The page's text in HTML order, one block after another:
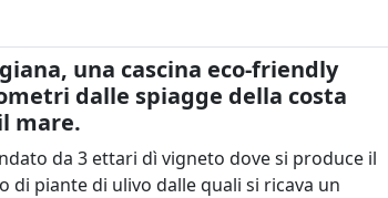
una cascina eco-friendly
dalle spiagge della costa
mare.
da 3 ettari dì vigneto dove si produce il
di piante di ulivo dalle quali si ricava un